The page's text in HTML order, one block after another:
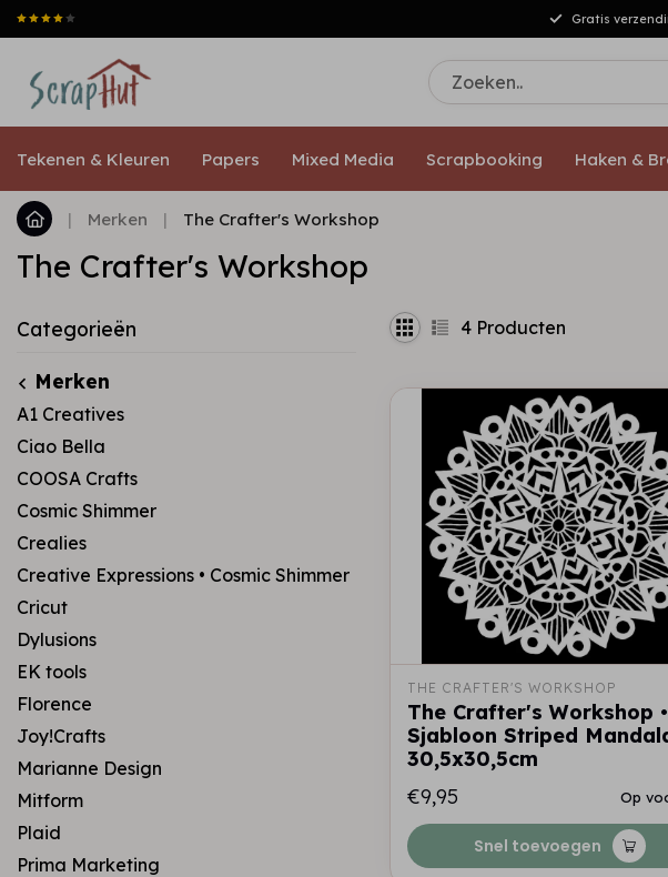
Gratis
Tekenen & Kleuren Papers Mixed Media Scrapbooking Haken &
| Merken | The Crafter's Workshop
The Crafter's Workshop
Categorieën
Merken
A1 Creatives
Ciao Bella
COOSA Crafts
Cosmic Shimmer
Crealies
Creative Expressions • Cosmic Shimmer
Cricut
Dylusions
EK tools
Florence
Joy!Crafts
Marianne Design
Mitform
Plaid
Prima Marketing
4 Producten
THE CRAFTER'S WORKSHOP
The Crafter's Workshop •
Sjabloon Striped
30,5x30,5cm
€9,95
Op
Snel toevoegen